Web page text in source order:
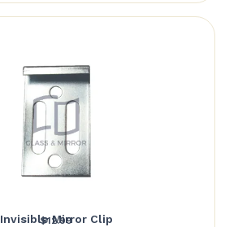
Invisible Mirror Clip
$12.99